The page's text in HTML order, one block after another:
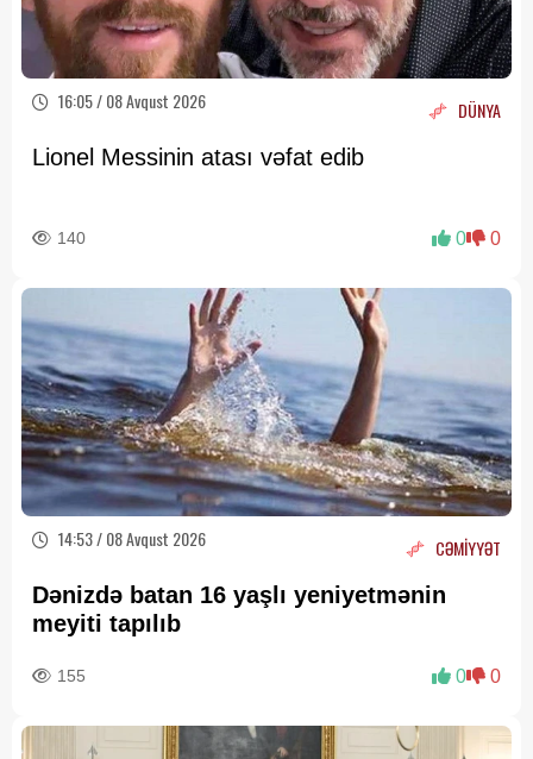
16:05 / 08 Avqust 2026 DÜNYA
Lionel Messinin atası vəfat edib
140 0 0
14:53 / 08 Avqust 2026 CƏMİYYƏT
Dənizdə batan 16 yaşlı yeniyetmənin
meyiti tapılıb
155 0 0